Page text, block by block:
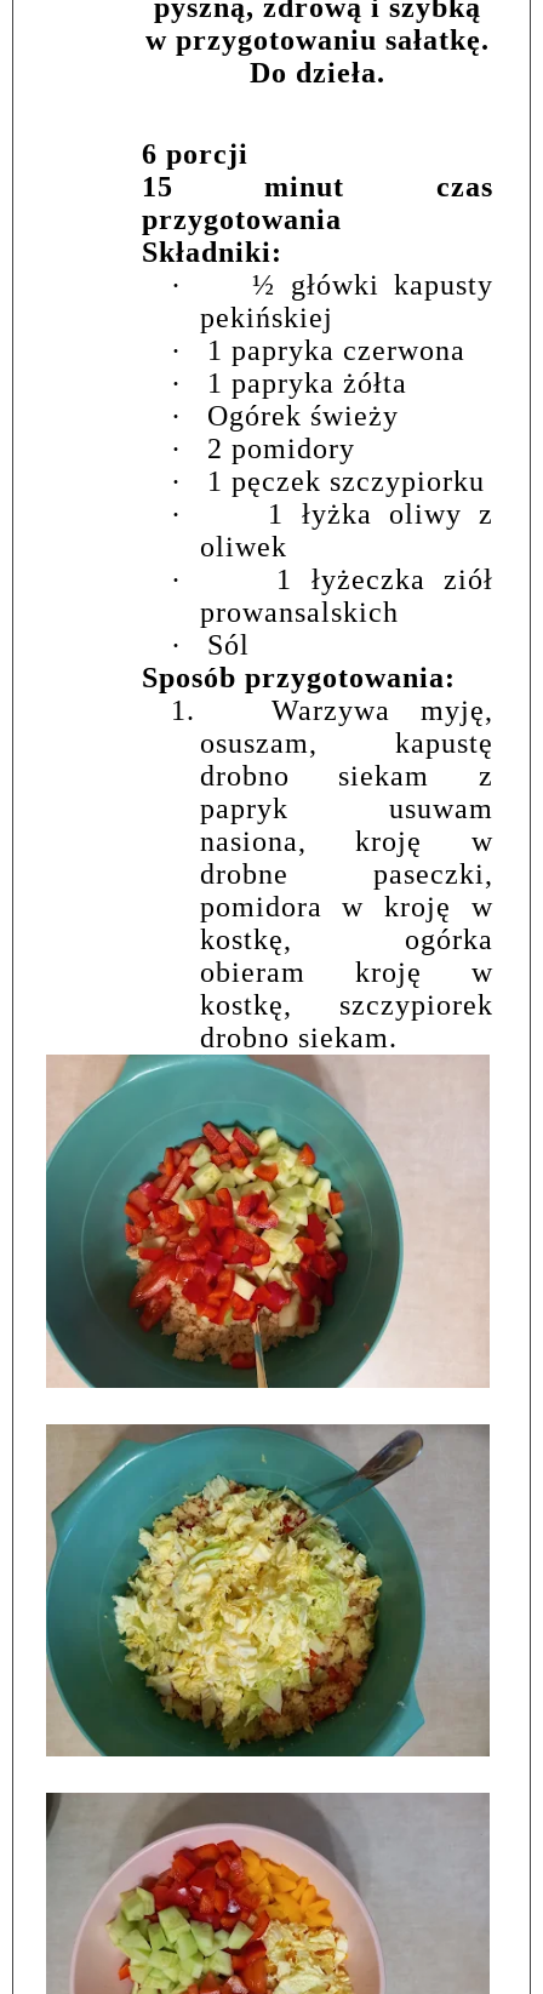
pyszną, zdrową i szybką
w przygotowaniu sałatkę.
Do dzieła.
6 porcji
15 minut czas
przygotowania
Składniki:
·
½ główki kapusty
pekińskiej
·
1 papryka czerwona
·
1 papryka żółta
·
Ogórek świeży
·
2 pomidory
·
1 pęczek szczypiorku
·
1 łyżka oliwy z
oliwek
·
1 łyżeczka ziół
prowansalskich
·
Sól
Sposób przygotowania:
1.
Warzywa myję,
osuszam, kapustę
drobno siekam z
papryk usuwam
nasiona, kroję w
drobne paseczki,
pomidora w kroję w
kostkę, ogórka
obieram kroję w
kostkę, szczypiorek
drobno siekam.